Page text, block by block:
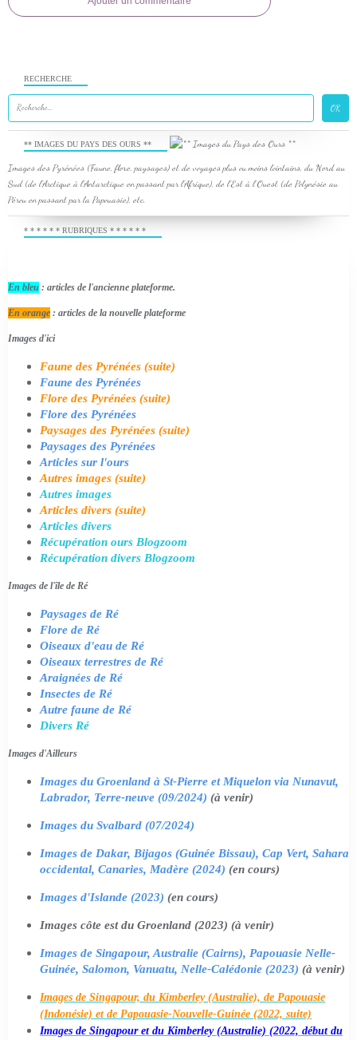
RECHERCHE
** IMAGES DU PAYS DES OURS **
Images des Pyrénées (Faune, flore, paysages) et de voyages plus ou moins lointains, du Nord au
Sud (de l'Arctique à l'Antarctique en passant par l'Afrique), de l'Est à l'Ouest (de Polynésie au
Pérou en passant par la Papouasie), etc.
* * * * * * RUBRIQUES * * * * * *
En bleu : articles de l'ancienne plateforme.
En orange : articles de la nouvelle plateforme
Images d'ici
Faune des Pyrénées (suite)
Faune des Pyrénées
Flore des Pyrénées (suite)
Flore des Pyrénées
Paysages des Pyrénées (suite)
Paysages des Pyrénées
Articles sur l'ours
Autres images (suite)
Autres images
Articles divers (suite)
Articles divers
Récupération ours Blogzoom
Récupération divers Blogzoom
Images de l'île de Ré
Paysages de Ré
Flore de Ré
Oiseaux d'eau de Ré
Oiseaux terrestres de Ré
Araignées de Ré
Insectes de Ré
Autre faune de Ré
Divers Ré
Images d'Ailleurs
Images du Groenland à St-Pierre et Miquelon via Nunavut,
Labrador, Terre-neuve (09/2024) (à venir)
Images du Svalbard (07/2024)
Images de Dakar, Bijagos (Guinée Bissau), Cap Vert, Sahara
occidental, Canaries, Madère (2024) (en cours)
Images d'Islande (2023) (en cours)
Images côte est du Groenland (2023) (à venir)
Images de Singapour, Australie (Cairns), Papouasie Nelle-
Guinée, Salomon, Vanuatu, Nelle-Calédonie (2023) (à venir)
Images de Singapour, du Kimberley (Australie), de Papouasie
(Indonésie) et de Papouasie-Nouvelle-Guinée (2022, suite)
Images de Singapour et du Kimberley (Australie) (2022, début du